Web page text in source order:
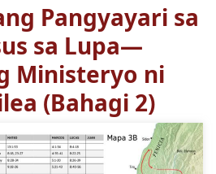
bagong
window)
Pangyayari sa
sa Lupa—
Ministeryo ni
(Bahagi 2)